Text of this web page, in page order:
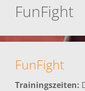
FunFight
FunFight
Trainingszeiten: